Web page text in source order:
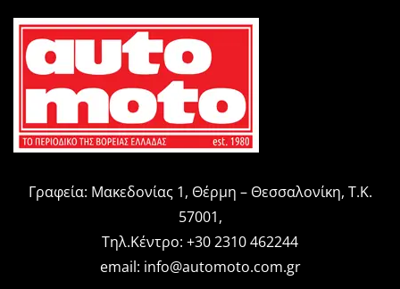
Γραφεία: Μακεδονίας 1, Θέρμη – Θεσσαλονίκη, Τ.Κ.
57001,
Τηλ.Κέντρο: +30 2310 462244
email: info@automoto.com.gr